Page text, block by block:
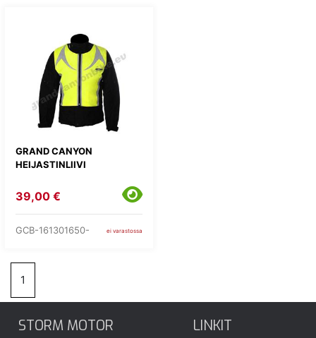
GRAND CANYON
HEIJASTINLIIVI
39,00 €
GCB-161301650- ei varastossa
1
STORM MOTOR LINKIT